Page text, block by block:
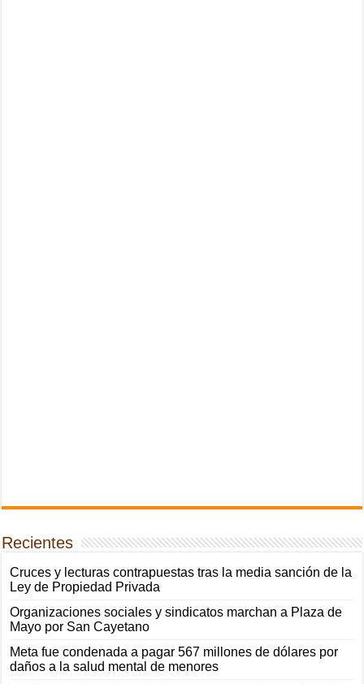
Recientes
Cruces y lecturas contrapuestas tras la media sanción de la
Ley de Propiedad Privada
Organizaciones sociales y sindicatos marchan a Plaza de
Mayo por San Cayetano
Meta fue condenada a pagar 567 millones de dólares por
daños a la salud mental de menores